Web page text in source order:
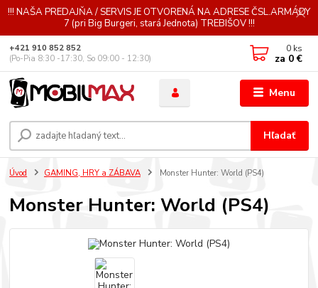
!!! NAŠA PREDAJŇA / SERVIS JE OTVORENÁ NA ADRESE ČSL.ARMÁDY
7 (pri Big Burgeri, stará Jednota) TREBIŠOV !!!
Menu
Hľadať
+421 910 852 852
(Po-Pia 8:30 -17:30, So 09:00 - 12:30)
0 ks
za 0 €
Úvod GAMING, HRY a ZÁBAVA Monster Hunter: World (PS4)
Monster Hunter: World (PS4)